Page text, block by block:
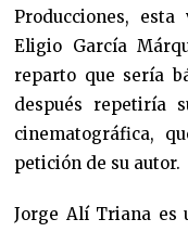
Producciones,
Eligio García
reparto que sería
después repetiría
cinematográfica,
petición de su autor.
Jorge Alí Triana es